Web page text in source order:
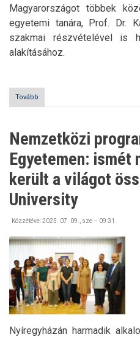
Magyarországot többek
egyetemi tanára, Prof. Dr.
szakmai részvételével is
alakításához.
Tovább
együttműködések
Duna
–
részvétel
DanubE+
Cooperation
konferencián)
Nemzetközi
Egyetemen: ismét
került a világot
University
Közzétéve:2025. 07. 09., sze – 09:31
Nyíregyházán harmadik